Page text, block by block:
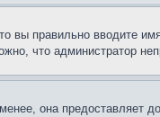
вы правильно вводите
что администратор
она